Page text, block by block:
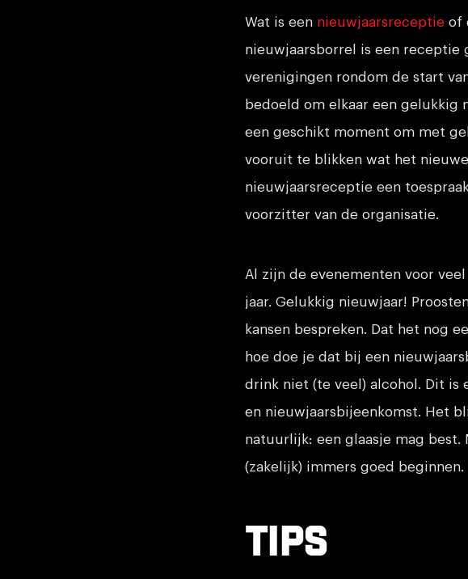
Wat is een nieuwjaarsreceptie of
nieuwjaarsborrel is een receptie
verenigingen rondom de start
bedoeld om elkaar een gelukkig
een geschikt moment om met
vooruit te blikken wat het
nieuwjaarsreceptie een
voorzitter van de organisatie.
Al zijn de evenementen voor
jaar. Gelukkig nieuwjaar!
kansen bespreken. Dat het nog
hoe doe je dat bij een
drink niet (te veel) alcohol. Dit is
en nieuwjaarsbijeenkomst. Het
natuurlijk: een glaasje mag best.
(zakelijk) immers goed beginnen.
Tips